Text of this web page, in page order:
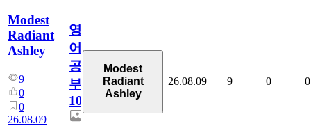
Modest
Radiant
Ashley
9
0
0
26.08.09
영
어
공
부
100
Modest
Radiant
Ashley
26.08.09 9 0 0